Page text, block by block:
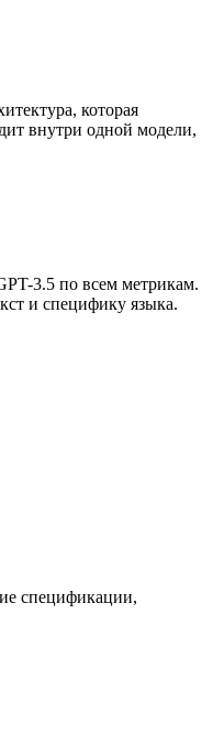
которая
внутри одной модели,
3.5 по всем метрикам.
и специфику языка.
спецификации,